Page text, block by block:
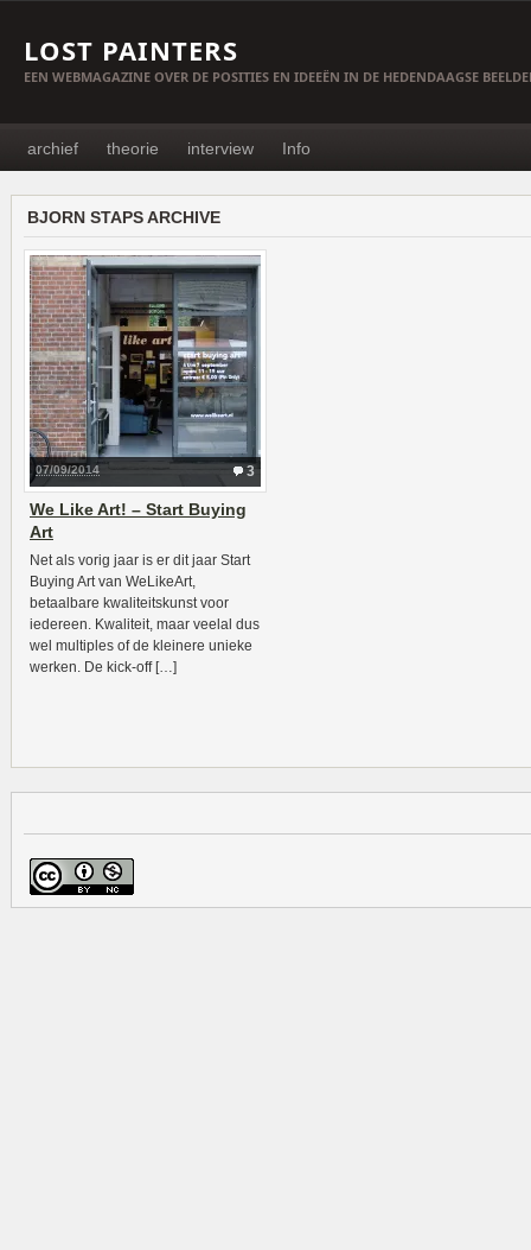
LOST PAINTERS
EEN WEBMAGAZINE OVER DE POSITIES EN IDEEËN IN DE HEDENDAAGSE
archief theorie interview Info
BJORN STAPS ARCHIVE
3
07/09/2014
We Like Art! – Start Buying
Art
Net als vorig jaar is er dit jaar Start
Buying Art van WeLikeArt,
betaalbare kwaliteitskunst voor
iedereen. Kwaliteit, maar veelal dus
wel multiples of de kleinere unieke
werken. De kick-off […]